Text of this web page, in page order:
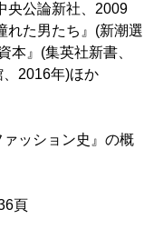
央公論新社、2009
た男たち』(新潮選
本』(集英社新書、
2016年)ほか
ッション史』の概
頁